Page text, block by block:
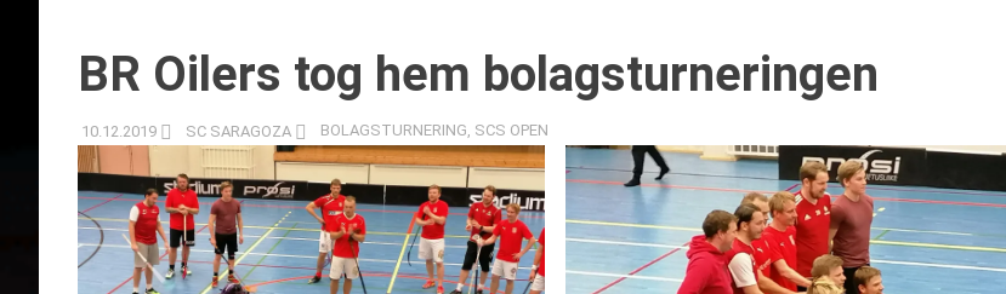
BR Oilers tog hem bolagsturneringen
10.12.2019 SC SARAGOZA BOLAGSTURNERING, SCS OPEN